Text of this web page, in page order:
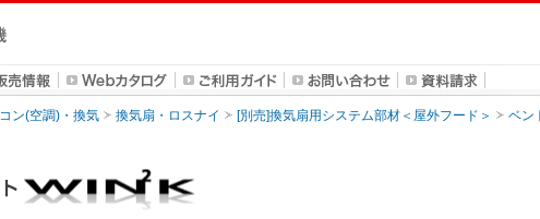
ン(空調)・換気 換気扇・ロスナイ [別売]換気扇用システム部材＜屋外フード＞ ベン